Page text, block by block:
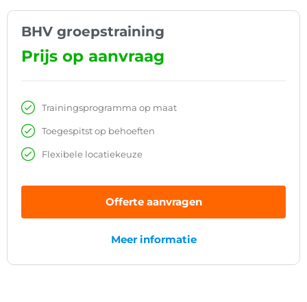
BHV groepstraining
Prijs op aanvraag
Trainingsprogramma op maat
Toegespitst op behoeften
Flexibele locatiekeuze
Offerte aanvragen
Meer informatie